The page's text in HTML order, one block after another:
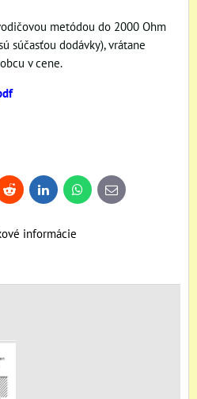
metódou do 2000 Ohm
súčasťou dodávky), vrátane
v cene.
Reddit LinkedInWhatsApp
E-
mail
informácie